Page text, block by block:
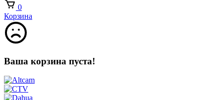
0
Корзина
Ваша корзина пуста!